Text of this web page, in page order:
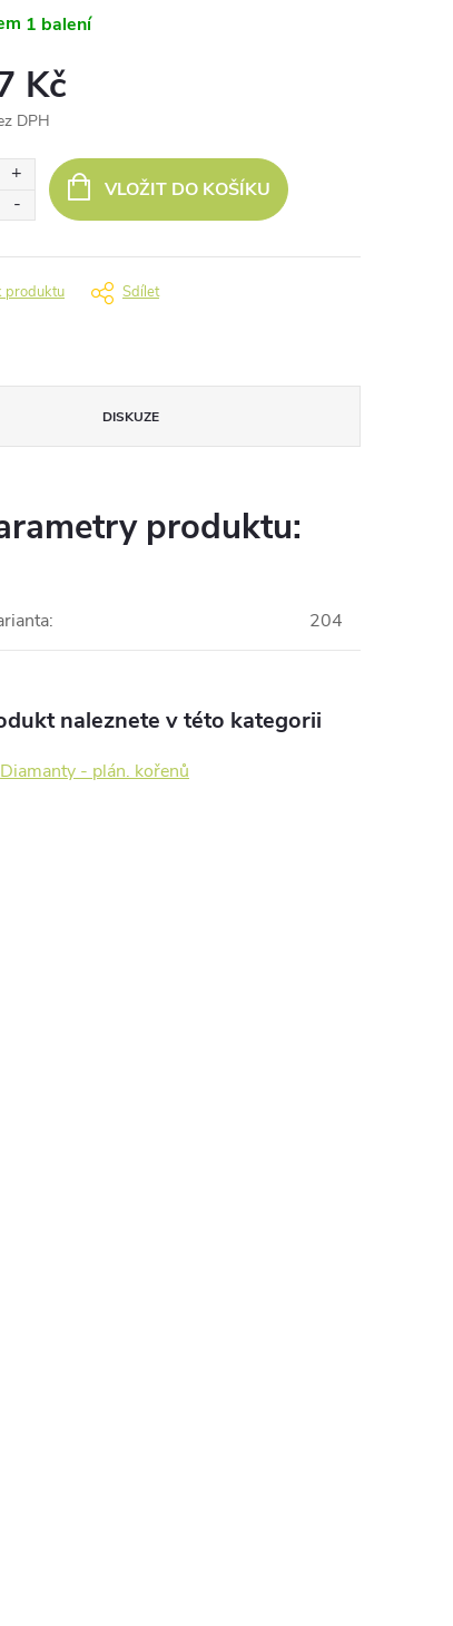
1 balení
Kč
DPH
VLOŽIT DO KOŠÍKU
produktu Sdílet
DISKUZE
produktu:
: 204
naleznete v této kategorii
Diamanty - plán. kořenů